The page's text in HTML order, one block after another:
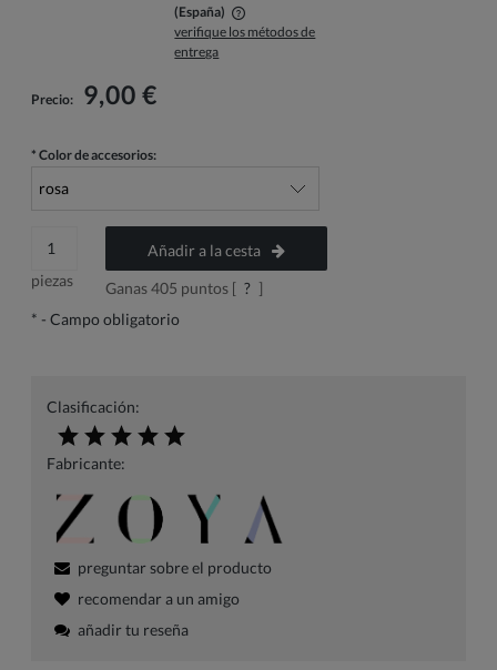
(España)
El precio no incluye los posibles gastos de pago
verifique los métodos de
entrega
Precio: 9,00 €
* Color de accesorios:
piezas
Añadir a la cesta
Ganas405 puntos [ ? ]
* - Campo obligatorio
Clasificación:
Fabricante:
preguntar sobre el producto
recomendar a un amigo
añadir tu reseña